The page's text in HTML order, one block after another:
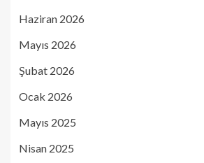
Haziran 2026
Mayıs 2026
Şubat 2026
Ocak 2026
Mayıs 2025
Nisan 2025